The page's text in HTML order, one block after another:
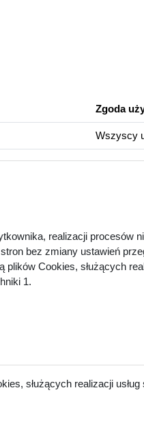
Zgoda
Wszyscy
realizacji procesów
bez zmiany ustawień
Cookies, służących
1.
służących realizacji